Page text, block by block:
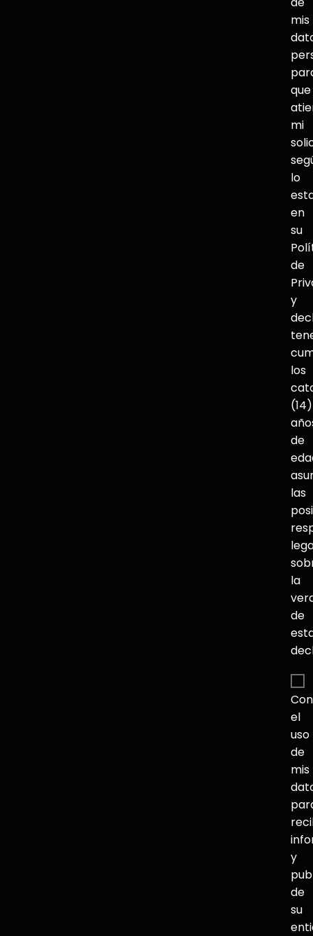
mis
que
mi
lo
en
su
de
y
los
(14)
de
las
la
de
el
uso
de
mis
y
de
su